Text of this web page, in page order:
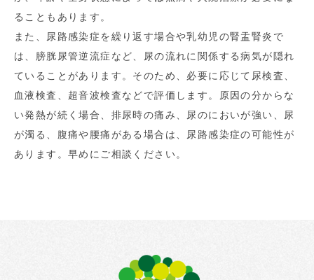
ることもあります。
また、尿路感染症を繰り返す場合や乳幼児の腎盂腎炎で
は、膀胱尿管逆流症など、尿の流れに関係する病気が隠れ
ていることがあります。そのため、必要に応じて尿検査、
血液検査、超音波検査などで評価します。原因の分からな
い発熱が続く場合、排尿時の痛み、尿のにおいが強い、尿
が濁る、腹痛や腰痛がある場合は、尿路感染症の可能性が
あります。早めにご相談ください。